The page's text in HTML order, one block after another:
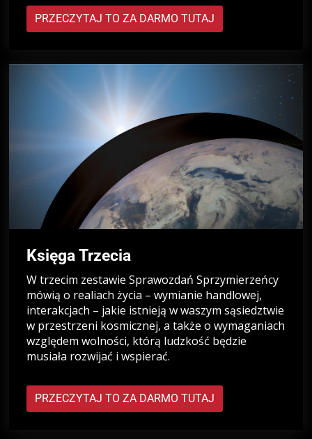
PRZECZYTAJ TO ZA DARMO TUTAJ
Księga Trzecia
W trzecim zestawie Sprawozdań Sprzymierzeńcy
mówią o realiach życia – wymianie handlowej,
interakcjach – jakie istnieją w waszym sąsiedztwie
w przestrzeni kosmicznej, a także o wymaganiach
względem wolności, którą ludzkość będzie
musiała rozwijać i wspierać.
PRZECZYTAJ TO ZA DARMO TUTAJ